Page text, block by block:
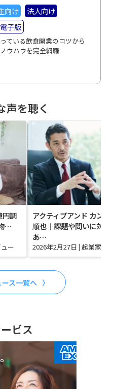
向け
法人向け
電子版
ている飲食開業のコツから
ウハウを完全網羅
声を聴く
円調
…
ー
アクティブアンド カン
順也｜課題や問いに対す
あ…
2026年2月27日 | 起業家イ
ス一覧へ
ビス